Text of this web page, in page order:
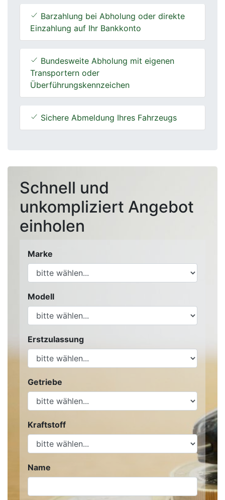
Barzahlung bei Abholung oder direkte
Einzahlung auf Ihr Bankkonto
Bundesweite Abholung mit eigenen
Transportern oder
Überführungskennzeichen
Sichere Abmeldung Ihres Fahrzeugs
Schnell und
unkompliziert Angebot
einholen
Marke
Modell
Erstzulassung
Getriebe
Kraftstoff
Name